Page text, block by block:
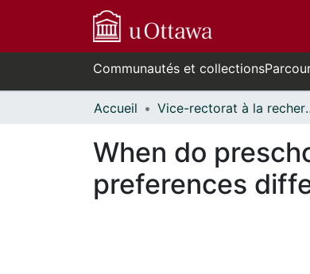
Communautés et collections
Accueil Vice-rectorat à
When do
preferences